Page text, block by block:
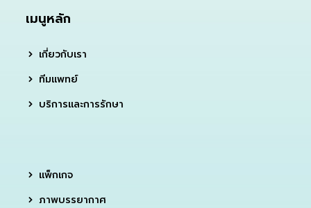
เมนูหลัก
เกี่ยวกับเรา
ทีมแพทย์
บริการและการรักษา
แพ็กเกจ
ภาพบรรยากาศ